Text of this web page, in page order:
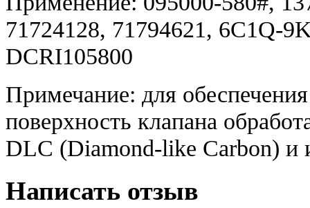
71724128, 71794621, 6C1Q-
DCRI105800
Примечание: для
поверхность клапана
DLC (Diamond-like Carbon) и
Написать отзыв